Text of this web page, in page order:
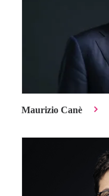
Maurizio Canè